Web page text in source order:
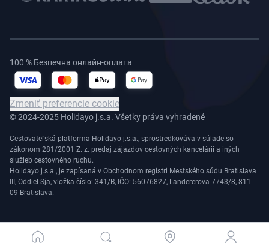
© 2024-2025 Holidayo j.s.a. Všetky práva vyhradené
Cestovateľská platforma Holidayo j.s.a., sprostredkováva v súlade so
zákonom 281/2001 Z. z. predaj zájazdov cestovných kancelárii a iných
služieb cestovného ruchu.
Holidayo j.s.a., je zapísaná v Obchodnom registri Mestského súdu Bratislava
III, Oddiel Sja, vložka číslo: 341/B, IČO: 56076827, Landererova 7743/8, 811
09 Bratislava.
100 % Безпечна онлайн-оплата
Zmeniť preferencie cookie